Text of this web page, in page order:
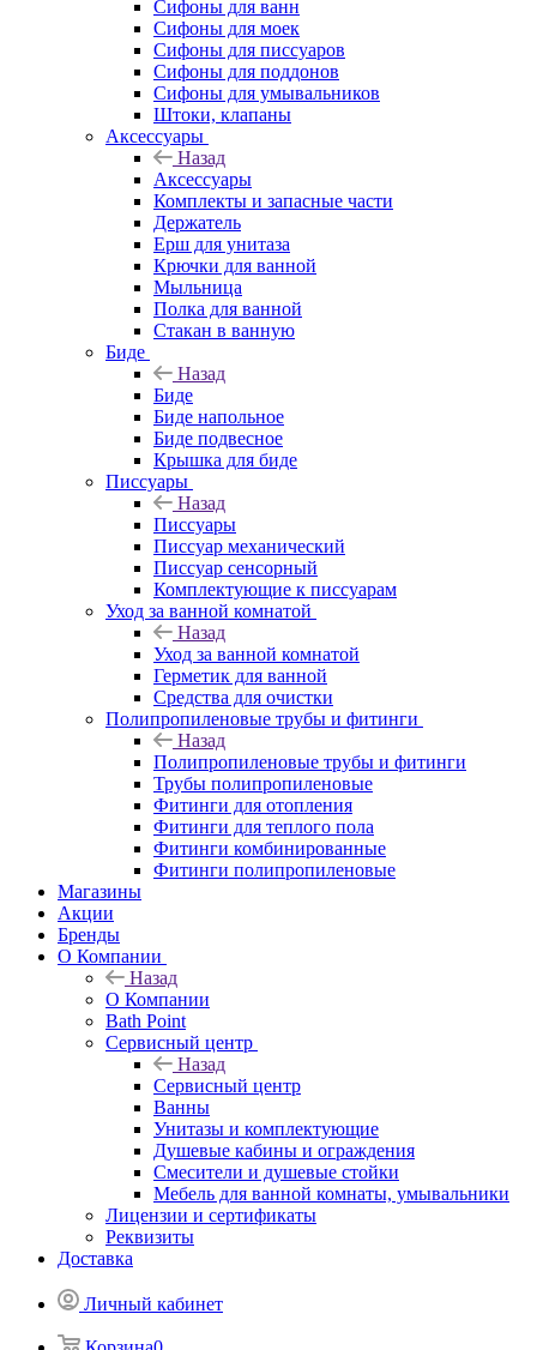
Сифоны для ванн
Сифоны для моек
Сифоны для писсуаров
Сифоны для поддонов
Сифоны для умывальников
Штоки, клапаны
Аксессуары
Назад
Аксессуары
Комплекты и запасные части
Держатель
Ерш для унитаза
Крючки для ванной
Мыльница
Полка для ванной
Стакан в ванную
Биде
Назад
Биде
Биде напольное
Биде подвесное
Крышка для биде
Писсуары
Назад
Писсуары
Писсуар механический
Писсуар сенсорный
Комплектующие к писсуарам
Уход за ванной комнатой
Назад
Уход за ванной комнатой
Герметик для ванной
Средства для очистки
Полипропиленовые трубы и фитинги
Назад
Полипропиленовые трубы и фитинги
Трубы полипропиленовые
Фитинги для отопления
Фитинги для теплого пола
Фитинги комбинированные
Фитинги полипропиленовые
Магазины
Акции
Бренды
О Компании
Назад
О Компании
Bath Point
Сервисный центр
Назад
Сервисный центр
Ванны
Унитазы и комплектующие
Душевые кабины и ограждения
Смесители и душевые стойки
Мебель для ванной комнаты, умывальники
Лицензии и сертификаты
Реквизиты
Доставка
Личный кабинет